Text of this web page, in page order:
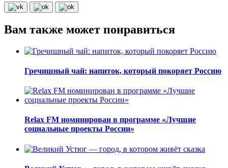
Вам также может понравиться
Гречишный чай: напиток, который покоряет Россию
Relax FM номинирован в программе «Лучшие
социальные проекты России»